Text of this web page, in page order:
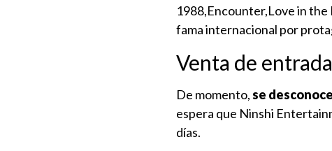
1988,Encounter,Love in
fama internacional por
Venta de
De momento,se
espera que Ninshi
días.